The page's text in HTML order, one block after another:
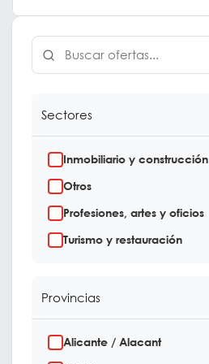
Sectores
Inmobiliario y construcción
Otros
Profesiones, artes y oficios
Turismo y restauración
Provincias
Alicante / Alacant